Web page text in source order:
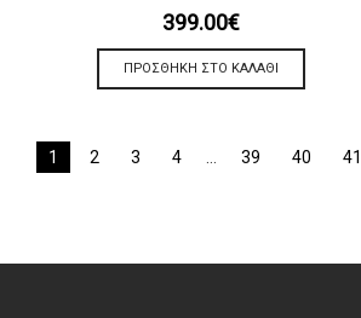
399.00€
ΠΡΟΣΘΉΚΗ ΣΤΟ ΚΑΛΆΘΙ
1 2 3 4 39 40 41